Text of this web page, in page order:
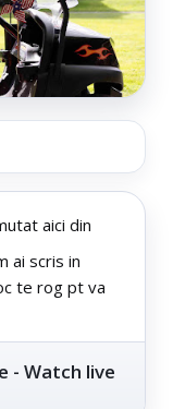
aici din
ai scris in
te rog pt va
- Watch live